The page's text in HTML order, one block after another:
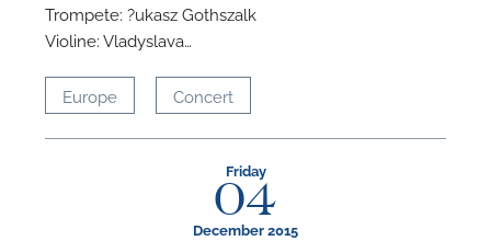
Trompete: ?ukasz Gothszalk
Violine: Vladyslava…
Europe Concert
Friday
04
December 2015